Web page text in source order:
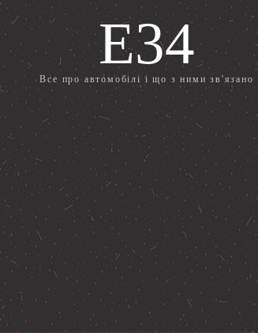
E34
Все про автомобілі і що з ними зв'язано